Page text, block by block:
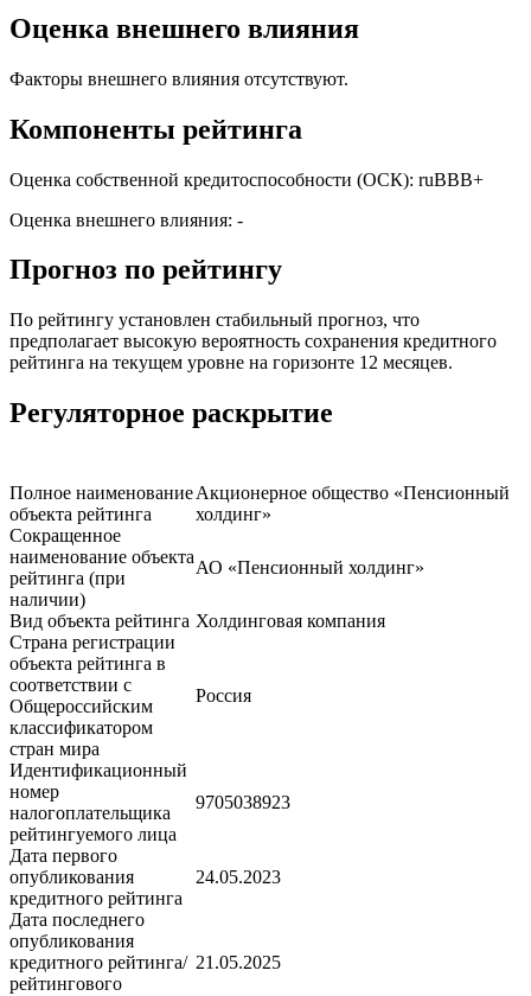
Оценка внешнего влияния
Факторы внешнего влияния отсутствуют.
Компоненты рейтинга
Оценка собственной кредитоспособности (ОСК): ruBBB+
Оценка внешнего влияния: -
Прогноз по рейтингу
По рейтингу установлен стабильный прогноз, что
предполагает высокую вероятность сохранения кредитного
рейтинга на текущем уровне на горизонте 12 месяцев.
Регуляторное раскрытие
Полное наименование
объекта рейтинга
Акционерное общество «Пенсионный
холдинг»
Сокращенное
наименование объекта
рейтинга (при
наличии)
АО «Пенсионный холдинг»
Вид объекта рейтинга Холдинговая компания
Страна регистрации
объекта рейтинга в
соответствии с
Общероссийским
классификатором
стран мира
Россия
Идентификационный
номер
налогоплательщика
рейтингуемого лица
9705038923
Дата первого
опубликования
кредитного рейтинга
24.05.2023
Дата последнего
опубликования
кредитного рейтинга/
рейтингового
21.05.2025